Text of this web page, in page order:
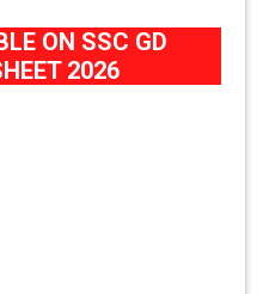
ON SSC GD
2026